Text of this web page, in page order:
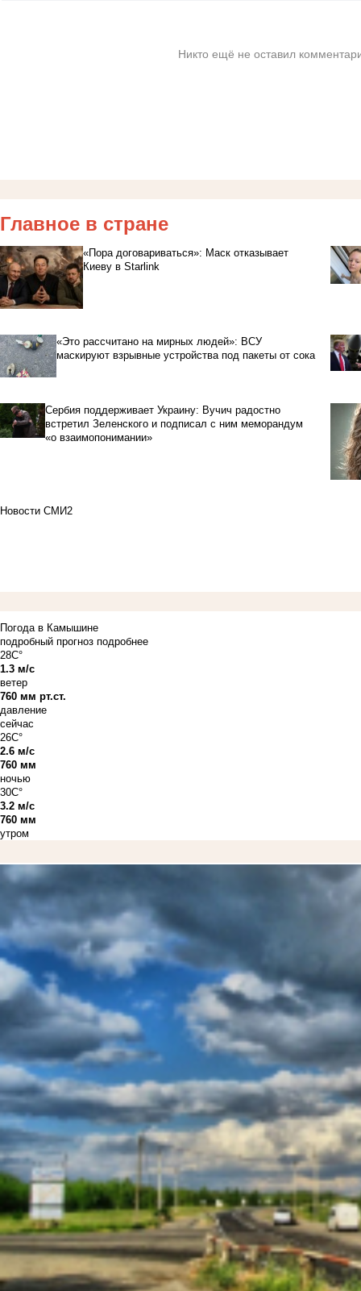
Никто ещё не оставил
Главное в стране
«Пора договариваться»: Маск отказывает
Киеву в Starlink
«Это рассчитано на мирных людей»: ВСУ
маскируют взрывные устройства под пакеты от сока
Сербия поддерживает Украину: Вучич радостно
встретил Зеленского и подписал с ним меморандум
«о взаимопонимании»
Новости СМИ2
Погода в Камышине
подробный прогноз подробнее
28C°
1.3 м/с
ветер
760 мм рт.ст.
давление
сейчас
26C°
2.6 м/с
760 мм
ночью
30C°
3.2 м/с
760 мм
утром